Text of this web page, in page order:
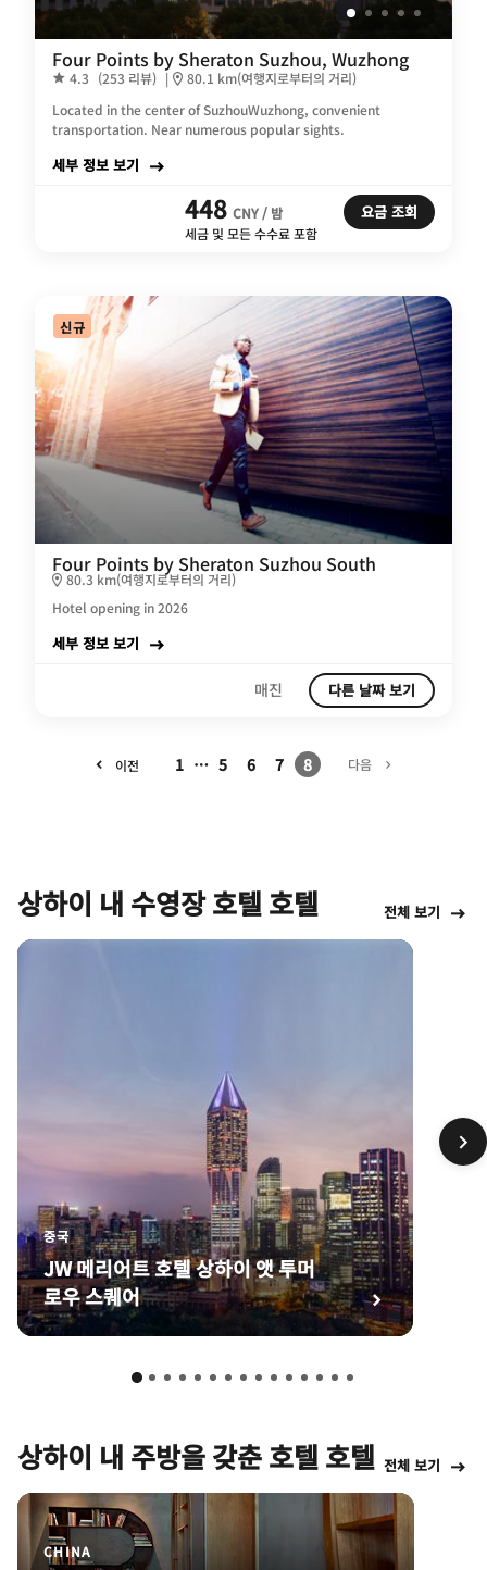
Four Points by Sheraton Suzhou, Wuzhong
4.3 (253 리뷰) |
80.1 km(여행지로부터의 거리)
Located in the center of SuzhouWuzhong, convenient
transportation. Near numerous popular sights.
세부 정보 보기
448 CNY / 밤
세금 및 모든 수수료 포함
요금 조회
신규
Four Points by Sheraton Suzhou South
80.3 km(여행지로부터의 거리)
Hotel opening in 2026
세부 정보 보기
매진 다른 날짜 보기
이전 1 … 5 6 7 8 다음
상하이 내 수영장 호텔 호텔 전체 보기
중국
JW 메리어트 호텔 상하이 앳 투머
로우 스퀘어
상하이 내 주방을 갖춘 호텔 호텔 전체 보기
CHINA